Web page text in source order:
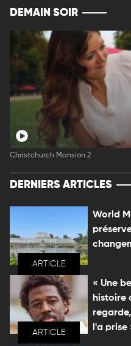
DEMAIN SOIR
Christchurch Mansion 2
DERNIERS ARTICLES
ARTICLE
World
ARTICLE
« Une
histoire
l'a prise